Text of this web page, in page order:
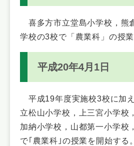
喜多方市立堂島小学校，熊
学校の3校で「農業科」の授業
平成20年4月1日
平成19年度実施校3校に加
立松山小学校，上三宮小学校
加納小学校，山都第一小学校
で｢農業科｣の授業を開始する。